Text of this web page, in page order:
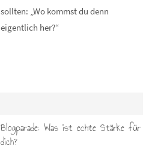
sollten: „Wo kommst du denn
eigentlich her?“
Blogparade: Was ist echte Stärke für
dich?